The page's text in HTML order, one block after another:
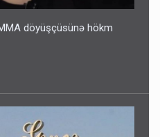
döyüşçüsünə hökm